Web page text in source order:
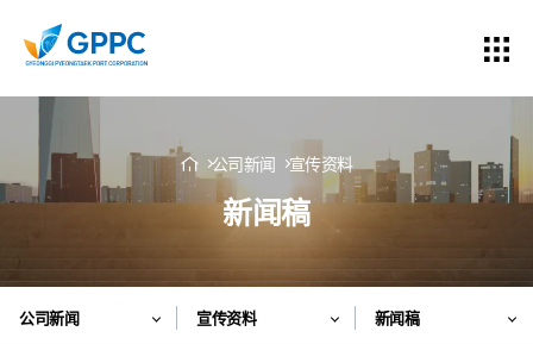
公司新闻 宣传资料
新闻稿
公司新闻 宣传资料 新闻稿